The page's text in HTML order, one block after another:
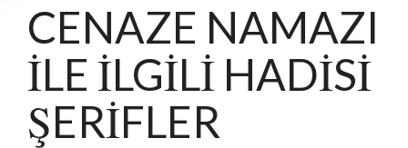
CENAZE NAMAZI
İLE İLGİLİ HADİSİ
ŞERİFLER